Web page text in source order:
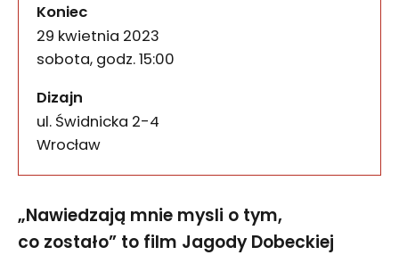
Koniec
29 kwietnia 2023
sobota, godz. 15:00
Dizajn
ul. Świdnicka 2-4
50-067
Wrocław
„Nawiedzają mnie mysli o tym,
co zostało” to film Jagody Dobeckiej